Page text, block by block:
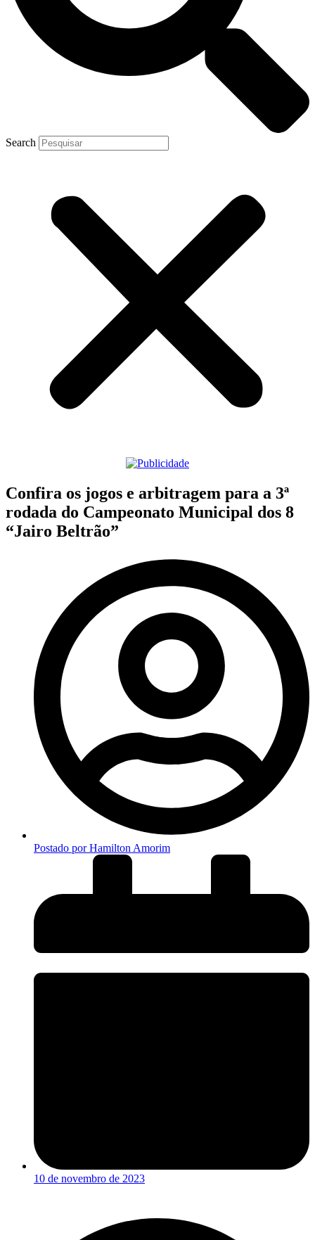
Search
Confira os jogos e arbitragem para a 3ª
rodada do Campeonato Municipal dos 8
“Jairo Beltrão”
Postado porHamilton Amorim
10 de novembro de 2023